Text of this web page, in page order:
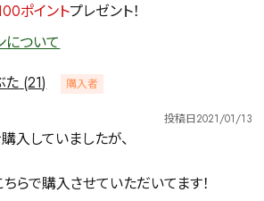
ポイントプレゼント！
について
た 21
購入者
投稿日2021/01/13
入していましたが、
らで購入させていただいてます！